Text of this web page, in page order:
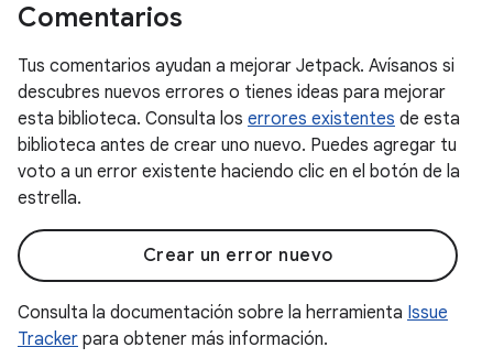
Comentarios
Tus comentarios ayudan a mejorar Jetpack. Avísanos si
descubres nuevos errores o tienes ideas para mejorar
esta biblioteca. Consulta los errores existentes de esta
biblioteca antes de crear uno nuevo. Puedes agregar tu
voto a un error existente haciendo clic en el botón de la
estrella.
Crear un error nuevo
Consulta la documentación sobre la herramienta Issue
Tracker para obtener más información.